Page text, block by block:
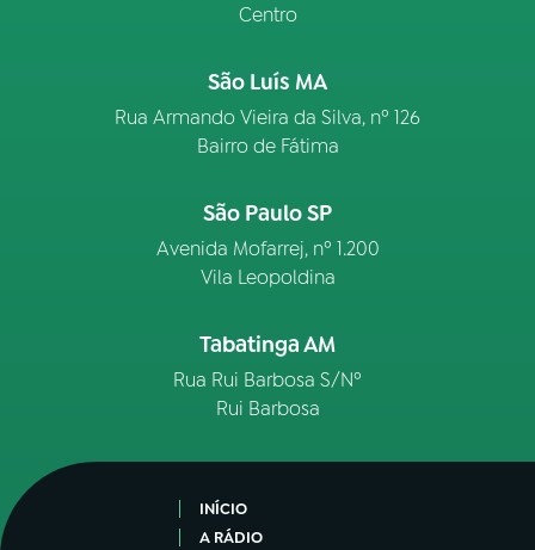
Centro
São Luís MA
Rua Armando Vieira da Silva, nº 126
Bairro de Fátima
São Paulo SP
Avenida Mofarrej, nº 1.200
Vila Leopoldina
Tabatinga AM
Rua Rui Barbosa S/Nº
Rui Barbosa
INÍCIO
A RÁDIO